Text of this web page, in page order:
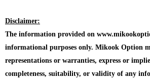
Disclaimer:
The information provided on
informational purposes only. Mikook Option
representations or warranties, express or
completeness, suitability, or validity of any